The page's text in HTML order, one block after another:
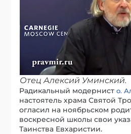
Отец Алексий Уминский.
Радикальный модернисто.
настоятель храма Святой
огласил на ноябрьском
воскресной школы свои
Таинства Евхаристии.